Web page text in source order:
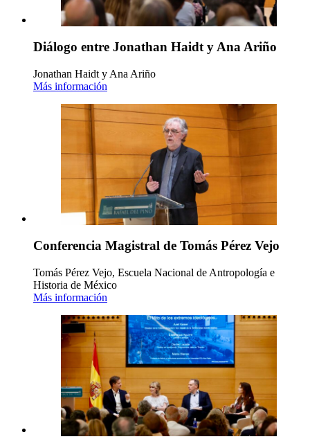
Diálogo entre Jonathan Haidt y Ana Ariño
Jonathan Haidt y Ana Ariño
Más información
Conferencia Magistral de Tomás Pérez Vejo
Tomás Pérez Vejo, Escuela Nacional de Antropología e
Historia de México
Más información